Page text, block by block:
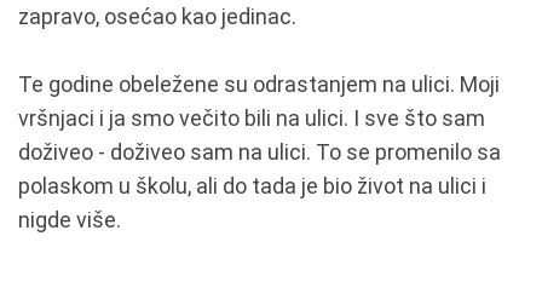
zapravo, osećao kao jedinac.
Te godine obeležene su odrastanjem na ulici. Moji
vršnjaci i ja smo večito bili na ulici. I sve što sam
doživeo - doživeo sam na ulici. To se promenilo sa
polaskom u školu, ali do tada je bio život na ulici i
nigde više.